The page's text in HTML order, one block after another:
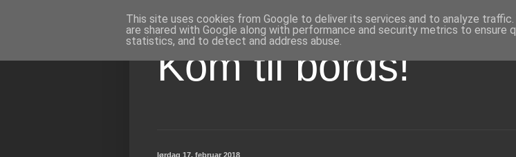
Kom til bords!
lørdag 17. februar 2018
This site uses cookies from Google to deliver its services and to analyze traffic.
are shared with Google along with performance and security metrics to ensure
statistics, and to detect and address abuse.